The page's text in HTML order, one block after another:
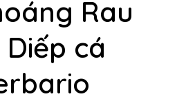
Rau
cá